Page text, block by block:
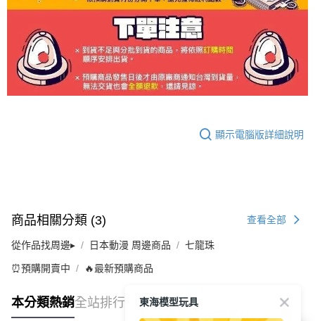
顯示電腦版詳細說明
商品相關分類 (3) 查看全部
從作品找周邊▸ 日本動漫 周邊商品 七龍珠
⏰預購開賣中 🔥最新預購商品
本分類熱銷全站排行 東海模型玩具